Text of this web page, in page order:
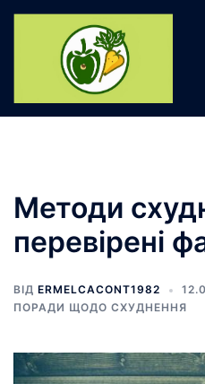
Перейти
Методи
перевірені
ВІД ERMELCACONT1982
ПОРАДИ ЩОДО СХУДНЕННЯ